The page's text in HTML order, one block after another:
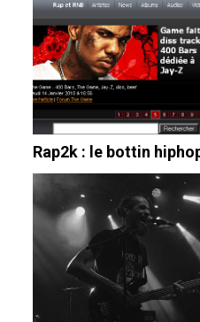
Rap2k : le bottin